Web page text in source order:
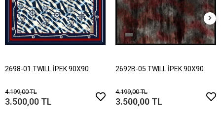
2698-01 TWILL İPEK 90X90
4.199,00 TL
3.500,00 TL
2692B-05 TWILL İPEK 90X90
4.199,00 TL
3.500,00 TL